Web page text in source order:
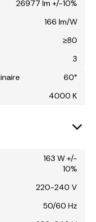
26977 lm +/-10%
166 lm/W
≥80
3
60°
4000 K
163 W +/-
10%
220-240 V
50/60 Hz